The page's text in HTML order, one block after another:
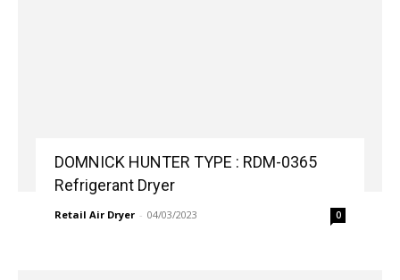
DOMNICK HUNTER TYPE : RDM-0365
Refrigerant Dryer
Retail Air Dryer - 04/03/2023 0